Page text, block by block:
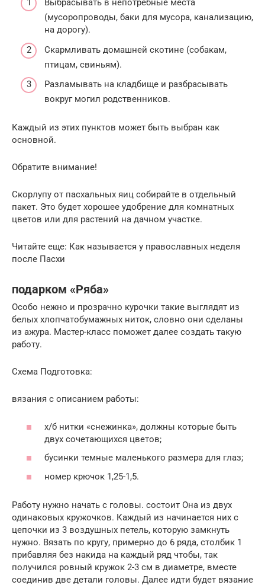
Выбрасывать в непотребные места
(мусоропроводы, баки для мусора, канализацию,
на дорогу).
Скармливать домашней скотине (собакам,
птицам, свиньям).
Разламывать на кладбище и разбрасывать
вокруг могил родственников.
Каждый из этих пунктов может быть выбран как
основной.
Обратите внимание!
Скорлупу от пасхальных яиц собирайте в отдельный
пакет. Это будет хорошее удобрение для комнатных
цветов или для растений на дачном участке.
Читайте еще: Как называется у православных неделя
после Пасхи
подарком «Ряба»
Особо нежно и прозрачно курочки такие выглядят из
белых хлопчатобумажных ниток, словно они сделаны
из ажура. Мастер-класс поможет далее создать такую
работу.
Схема Подготовка:
вязания с описанием работы:
х/б нитки «снежинка», должны которые быть
двух сочетающихся цветов;
бусинки темные маленького размера для глаз;
номер крючок 1,25-1,5.
Работу нужно начать с головы. состоит Она из двух
одинаковых кружочков. Каждый из начинается них с
цепочки из 3 воздушных петель, которую замкнуть
нужно. Вязать по кругу, примерно до 6 ряда, столбик 1
прибавляя без накида на каждый ряд чтобы, так
получился ровный кружок 2-3 см в диаметре, вместе
соединив две детали головы. Далее идти будет вязание